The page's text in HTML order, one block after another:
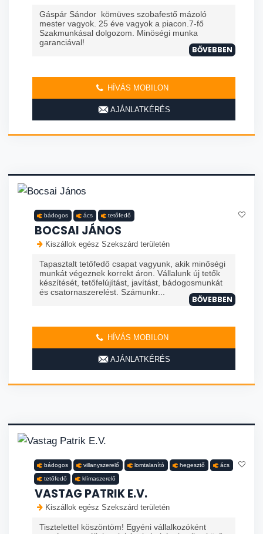
Gáspár Sándor kömüves szobafestő mázoló
mester vagyok. 25 éve vagyok a piacon.7-fő
Szakmunkásal dolgozom. Minöségi munka
garanciával!
BŐVEBBEN
HÍVÁS MOBILON
AJÁNLATKÉRÉS
bádogos ács tetőfedő
BOCSAI JÁNOS
Kiszállok egész Szekszárd területén
Tapasztalt tetőfedő csapat vagyunk, akik minőségi
munkát végeznek korrekt áron. Vállalunk új tetők
készítését, tetőfelújítást, javítást, bádogosmunkát
és csatornaszerelést. Számunkr...
BŐVEBBEN
HÍVÁS MOBILON
AJÁNLATKÉRÉS
bádogos villanyszerelő lomtalanító hegesztő ács
tetőfedő klímaszerelő
VASTAG PATRIK E.V.
Kiszállok egész Szekszárd területén
Tisztelettel köszöntöm! Egyéni vállalkozóként